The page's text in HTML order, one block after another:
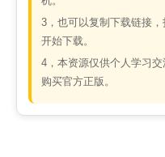
3，也可以复制下载链接
开始下载。
4，本资源仅供个人学习
购买官方正版。